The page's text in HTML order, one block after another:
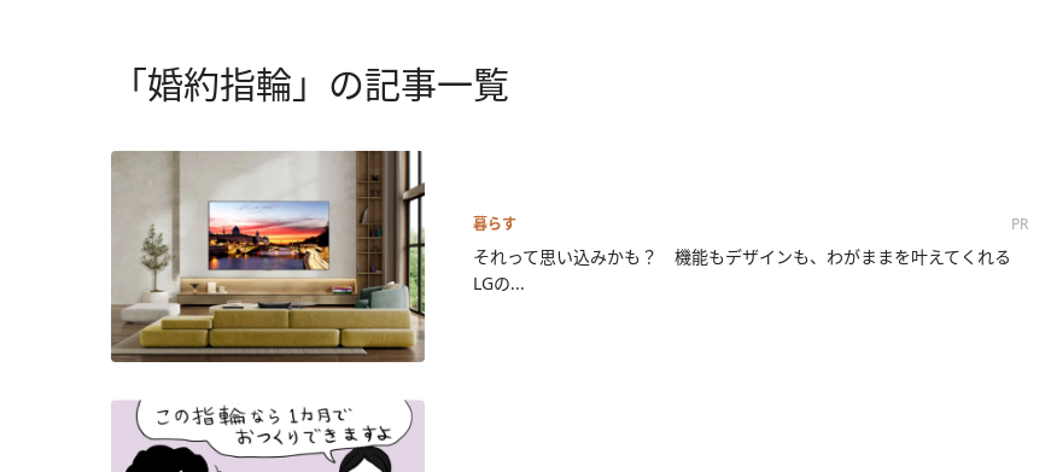
「婚約指輪」の記事一覧
暮らす PR
それって思い込みかも？ 機能もデザインも、わがままを叶えてくれる
LGの...